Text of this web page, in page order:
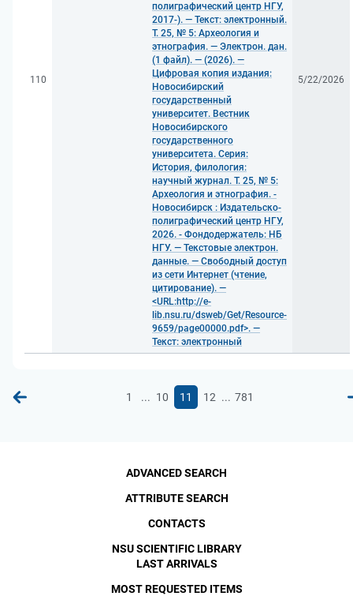
110
полиграфический центр НГУ,
2017-). — Текст: электронный.
Т. 25, № 5: Археология и
этнография. — Электрон. дан.
(1 файл). — (2026). —
Цифровая копия издания:
Новосибирский
государственный
университет. Вестник
Новосибирского
государственного
университета. Серия:
История, филология:
научный журнал. Т. 25, № 5:
Археология и этнография. -
Новосибирск : Издательско-
полиграфический центр НГУ,
2026. - Фондодержатель: НБ
НГУ. — Текстовые электрон.
данные. — Свободный доступ
из сети Интернет (чтение,
цитирование). —
<URL:http://e-
lib.nsu.ru/dsweb/Get/Resource-
9659/page00000.pdf>. —
Текст: электронный
5/22/2026
1 ... 10 11 12 ... 781
ADVANCED SEARCH
ATTRIBUTE SEARCH
CONTACTS
NSU SCIENTIFIC LIBRARY
LAST ARRIVALS
MOST REQUESTED ITEMS